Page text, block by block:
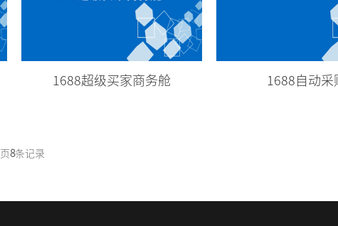
1688超级买家商务舱 1688自动采
页8条记录